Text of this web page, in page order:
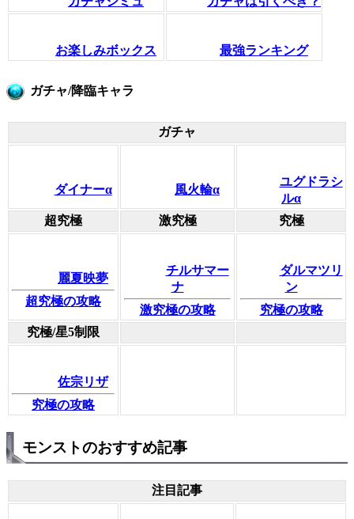
お楽しみボックス 最強ランキング
ガチャ/降臨キャラ
ガチャ
ダイナーα 風火輪α
ユグドラシ
ルα
超究極
激究極 究極
麗夏映夢
超究極の攻略
チルサマー
ナ
激究極の攻略
ダルマツリ
ン
究極の攻略
究極/星5制限
佐宗リザ
究極の攻略
モンストのおすすめ記事
注目記事